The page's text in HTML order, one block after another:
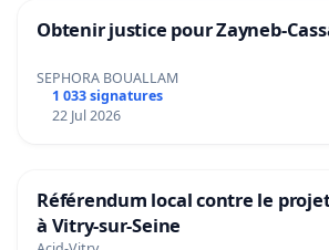
Obtenir justice pour Zayneb-
SEPHORA BOUALLAM
1 033 signatures
22 Jul 2026
Référendum local contre le
à Vitry-sur-Seine